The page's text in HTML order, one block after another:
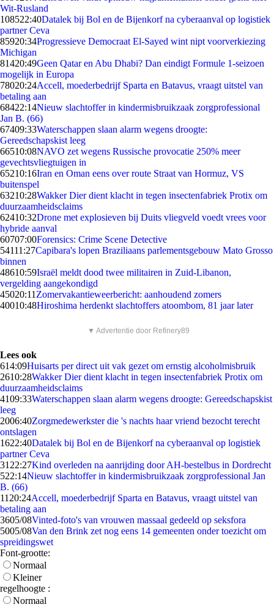
Wit-Rusland
108522:40Datalek bij Bol en de Bijenkorf na cyberaanval op logistiek
partner Ceva
85920:34Progressieve Democraat El-Sayed wint nipt voorverkiezing
Michigan
81420:49Geen Qatar en Abu Dhabi? Dan eindigt Formule 1-seizoen
mogelijk in Europa
78020:24Accell, moederbedrijf Sparta en Batavus, vraagt uitstel van
betaling aan
68422:14Nieuw slachtoffer in kindermisbruikzaak zorgprofessional
Jan B. (66)
67409:33Waterschappen slaan alarm wegens droogte:
Gereedschapskist leeg
66510:08NAVO zet wegens Russische provocatie 250% meer
gevechtsvliegtuigen in
65210:16Iran en Oman eens over route Straat van Hormuz, VS
buitenspel
63210:28Wakker Dier dient klacht in tegen insectenfabriek Protix om
duurzaamheidsclaims
62410:32Drone met explosieven bij Duits vliegveld voedt vrees voor
hybride aanval
60707:00Forensics: Crime Scene Detective
54111:27Capibara's lopen Braziliaans parlementsgebouw Mato Grosso
binnen
48610:59Israël meldt dood twee militairen in Zuid-Libanon,
vergelding aangekondigd
45020:11 Zomervakantieweerbericht: aanhoudend zomers
40010:48Hiroshima herdenkt slachtoffers atoombom, 81 jaar later
▼ Advertentie door Refinery89
Lees ook
614:09Huisarts per direct uit vak gezet om ernstig alcoholmisbruik
2610:28Wakker Dier dient klacht in tegen insectenfabriek Protix om
duurzaamheidsclaims
4109:33Waterschappen slaan alarm wegens droogte: Gereedschapskist
leeg
2006:40Zorgmedewerkster die 's nachts haar vriend bezocht terecht
ontslagen
1622:40Datalek bij Bol en de Bijenkorf na cyberaanval op logistiek
partner Ceva
31 22:27Kind overleden na aanrijding door AH-bestelbus in Dordrecht
522:14Nieuw slachtoffer in kindermisbruikzaak zorgprofessional Jan
B. (66)
11 20:24Accell, moederbedrijf Sparta en Batavus, vraagt uitstel van
betaling aan
3605/08Vinted-foto's van vrouwen massaal gedeeld op seksfora
5005/08Van den Brink zet nog eens 14 gemeenten onder toezicht om
spreidingswet
Font-grootte:
Normaal
Kleiner
regelhoogte :
Normaal